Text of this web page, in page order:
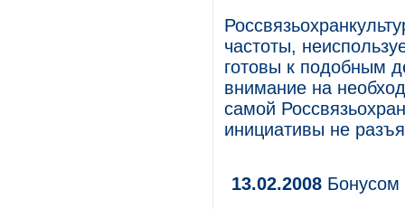
частоты,
готовы к подобным
внимание на
самой
инициативы не
13.02.2008